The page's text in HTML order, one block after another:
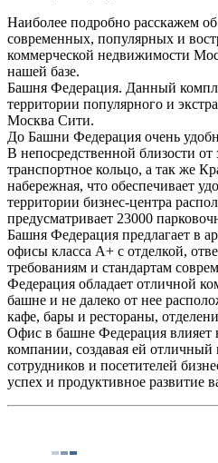
Наиболее подробно расскажем
современных, популярных и
коммерческой недвижимости
нашей базе.
Башня Федерация. Данный
территории популярного и
Москва Сити.
До Башни Федерация очень
В непосредственной близости от
транспортное кольцо, а так же
набережная, что обеспечивает
территории бизнес-центра
предусматривает 23000
Башня Федерация предлагает в
офисы класса А+ с отделкой,
требованиям и стандартам
Федерация обладает отличной
башне и не далеко от нее
кафе, бары и рестораны,
Офис в башне Федерация влияет
компании, создавая ей
сотрудников и посетителей
успех и продуктивное развитие